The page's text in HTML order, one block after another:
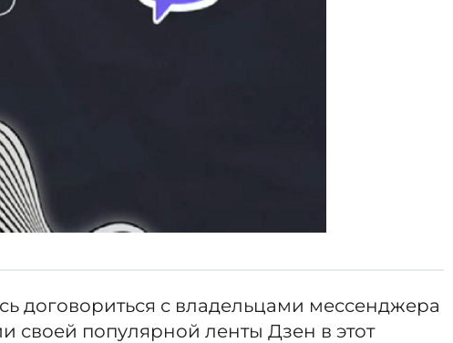
договориться с владельцами мессенджера
своей популярной ленты Дзен в этот